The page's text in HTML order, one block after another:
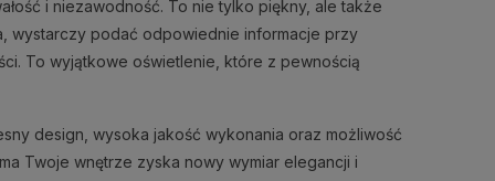
i niezawodność. To nie tylko piękny, ale także
wystarczy podać odpowiednie informacje przy
To wyjątkowe oświetlenie, które z pewnością
design, wysoka jakość wykonania oraz możliwość
Twoje wnętrze zyska nowy wymiar elegancji i